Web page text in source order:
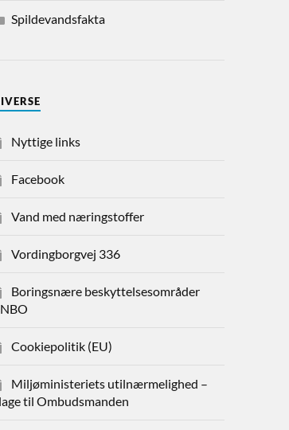
Spildevandsfakta
Nyttige links
Facebook
Vand med næringstoffer
Vordingborgvej 336
Boringsnære beskyttelsesområder
Cookiepolitik (EU)
Miljøministeriets utilnærmelighed –
til Ombudsmanden